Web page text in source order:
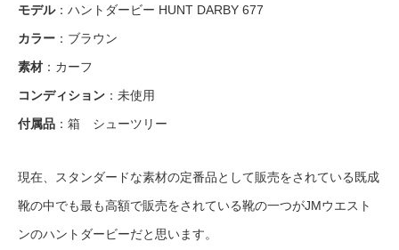
モデル：ハントダービー HUNT DARBY 677
カラー ：ブラウン
素材 ：カーフ
コンディション ：未使用
付属品 ：箱 シューツリー
現在、スタンダードな素材の定番品として販売をされている既成
靴の中でも最も高額で販売をされている靴の一つがJMウエスト
ンのハントダービーだと思います。